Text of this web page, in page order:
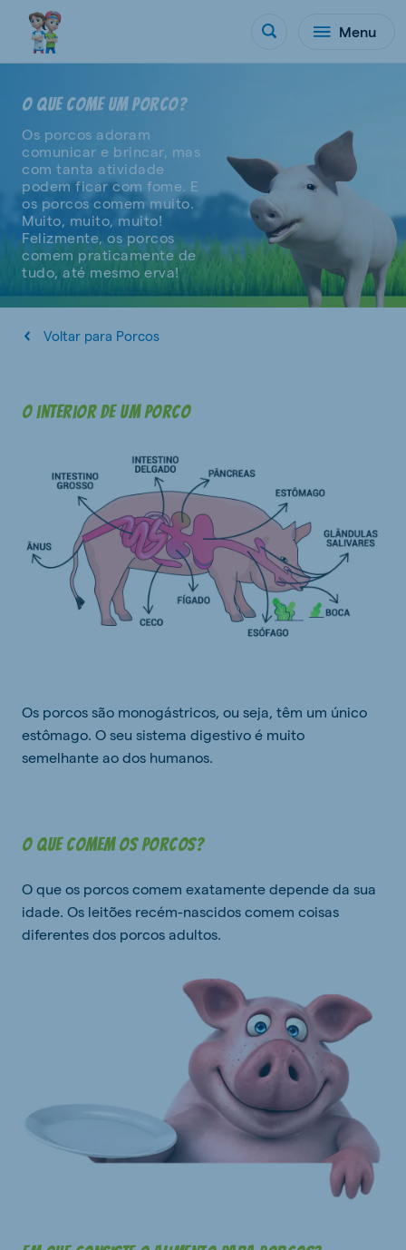
Menu
O QUE COME UM PORCO?
Os porcos adoram
comunicar e brincar, mas
com tanta atividade
podem ficar com fome. E
os porcos comem muito.
Muito, muito, muito!
Felizmente, os porcos
comem praticamente de
tudo, até mesmo erva!
Voltar para Porcos
O interior de um porco
Os porcos são monogástricos, ou seja, têm um único
estômago. O seu sistema digestivo é muito
semelhante ao dos humanos.
O que comem os porcos?
O que os porcos comem exatamente depende da sua
idade. Os leitões recém-nascidos comem coisas
diferentes dos porcos adultos.